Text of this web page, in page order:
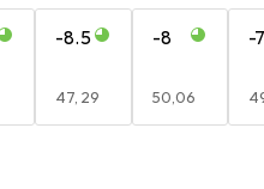
-8.5
EUR
47,29
-8
EUR
50,06
-